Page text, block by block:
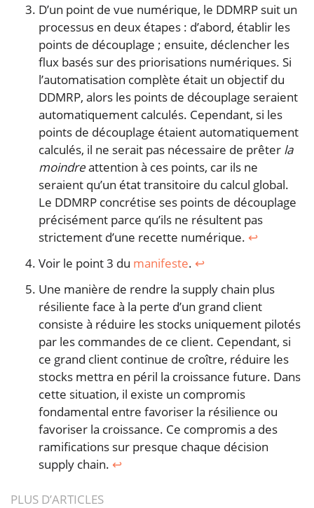
D’un point de vue numérique, le DDMRP suit un
processus en deux étapes : d’abord, établir les
points de découplage ; ensuite, déclencher les
flux basés sur des priorisations numériques. Si
l’automatisation complète était un objectif du
DDMRP, alors les points de découplage seraient
automatiquement calculés. Cependant, si les
points de découplage étaient automatiquement
calculés, il ne serait pas nécessaire de prêter la
moindreattention à ces points, car ils ne
seraient qu’un état transitoire du calcul global.
Le DDMRP concrétise ses points de découplage
précisément parce qu’ils ne résultent pas
strictement d’une recette numérique. ↩︎
Voir le point 3 du manifeste. ↩︎
Une manière de rendre la supply chain plus
résiliente face à la perte d’un grand client
consiste à réduire les stocks uniquement pilotés
par les commandes de ce client. Cependant, si
ce grand client continue de croître, réduire les
stocks mettra en péril la croissance future. Dans
cette situation, il existe un compromis
fondamental entre favoriser la résilience ou
favoriser la croissance. Ce compromis a des
ramifications sur presque chaque décision
supply chain. ↩︎
PLUS D’ARTICLES